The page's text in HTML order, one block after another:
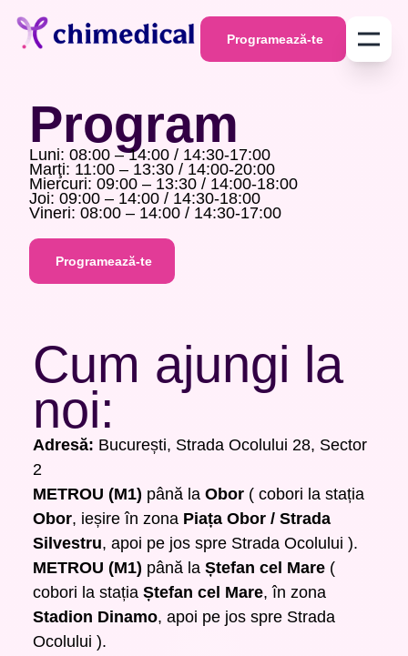
Programează-te
Programează-te
Program
Luni: 08:00 – 14:00 / 14:30-17:00
Marţi: 11:00 – 13:30 / 14:00-20:00
Miercuri: 09:00 – 13:30 / 14:00-18:00
Joi: 09:00 – 14:00 / 14:30-18:00
Vineri: 08:00 – 14:00 / 14:30-17:00
Programează-te
Programează-te
Cum ajungi la
noi:
Adresă: București, Strada Ocolului 28, Sector
2
METROU (M1) până la Obor ( cobori la stația
Obor, ieșire în zona Piața Obor / Strada
Silvestru, apoi pe jos spre Strada Ocolului ).
METROU (M1) până la Ștefan cel Mare (
cobori la stația Ștefan cel Mare, în zona
Stadion Dinamo, apoi pe jos spre Strada
Ocolului ).